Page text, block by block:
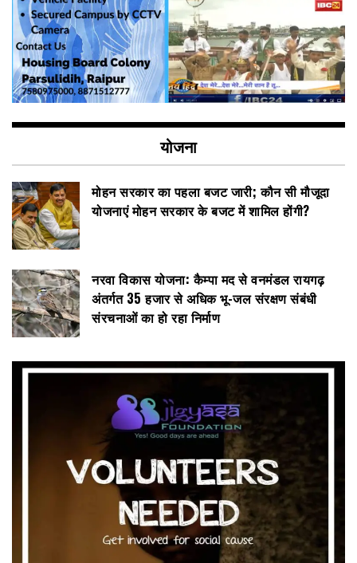
योजना
मोहन सरकार का पहला बजट जारी; कौन सी मौजूदा
योजनाएं मोहन सरकार के बजट में शामिल होंगी?
नरवा विकास योजना: कैम्पा मद से वनमंडल रायगढ़
अंतर्गत 35 हजार से अधिक भू-जल संरक्षण संबंधी
संरचनाओं का हो रहा निर्माण